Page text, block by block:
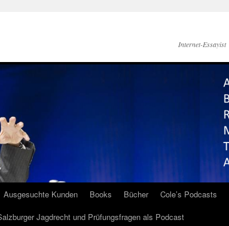
Internet-Essayist
Ausgesuchte Kunden Books Bücher Cole’s Podcasts
Jagdrecht und Prüfungsfragen als Podcast